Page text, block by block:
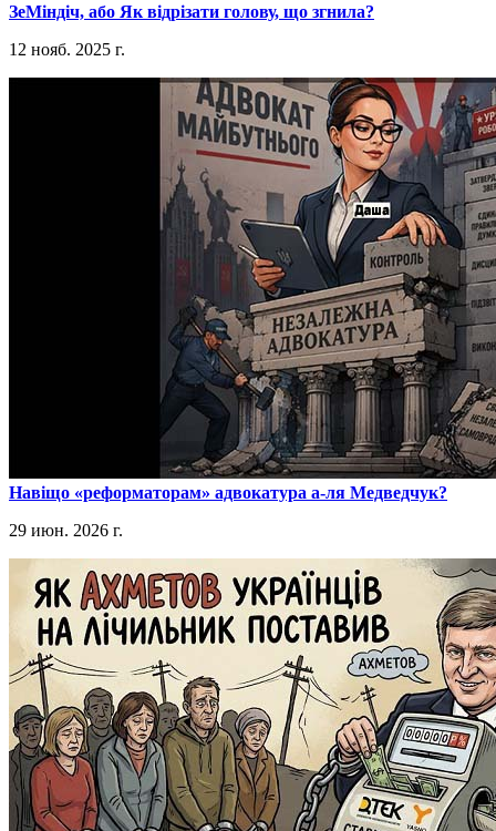
​ЗеМіндіч, або Як відрізати голову, що згнила?
12 нояб. 2025 г.
​Навіщо «реформаторам» адвокатура а-ля Медведчук?
29 июн. 2026 г.